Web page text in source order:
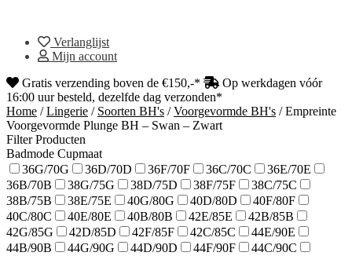
Verlanglijst
Mijn account
Gratis verzending boven de €150,-*
Op werkdagen vóór
16:00 uur besteld, dezelfde dag verzonden*
Home /Lingerie / Soorten BH's /Voorgevormde BH's /Empreinte
Voorgevormde Plunge BH – Swan – Zwart
Filter Producten
Badmode Cupmaat
36G/70G
36D/70D 36F/70F 36C/70C
36E/70E
36B/70B
38G/75G 38D/75D 38F/75F
38C/75C
38B/75B
38E/75E 40G/80G 40D/80D
40F/80F
40C/80C
40E/80E 40B/80B 42E/85E
42B/85B
42G/85G
42D/85D 42F/85F 42C/85C
44E/90E
44B/90B
44G/90G 44D/90D 44F/90F
44C/90C